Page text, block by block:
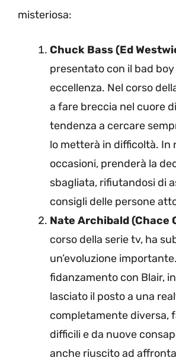
misteriosa:
Chuck Bass (Ed
presentato con il bad
eccellenza. Nel corso
a fare breccia nel cuore
tendenza a cercare
lo metterà in difficoltà. In
occasioni, prenderà la
sbagliata, rifiutandosi di
consigli delle persone
Nate Archibald (Chace
corso della serie tv, ha
un’evoluzione
fidanzamento con Blair,
lasciato il posto a una
completamente diversa,
difficili e da nuove
anche riuscito ad